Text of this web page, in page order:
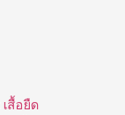
เสื้อยืด